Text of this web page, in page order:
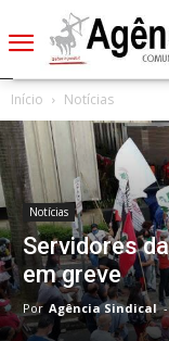
Início Notícias
Notícias
Servidores
em greve
Por Agência Sindical -